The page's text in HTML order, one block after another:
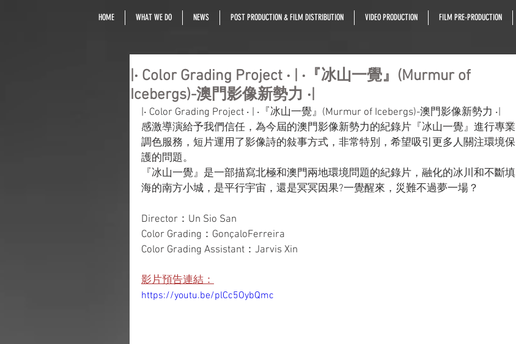
HOME WHAT WE DO NEWS POST PRODUCTION & FILM DISTRIBUTION VIDEO PRODUCTION FILM PRE-PRODUCTION
|‧ Color Grading Project ‧ | ‧『冰山一覺』(Murmur of
Icebergs)-澳門影像新勢力 ‧|
|‧ Color Grading Project ‧ | ‧『冰山一覺』(Murmur of Icebergs)-澳門影像新勢力 ‧|
感激導演給予我們信任，為今屆的澳門影像新勢力的紀錄片『冰山一覺』進行專業
調色服務，短片運用了影像詩的敍事方式，非常特別，希望吸引更多人關注環境保
護的問題。
『冰山一覺』是一部描寫北極和澳門兩地環境問題的紀錄片，融化的冰川和不斷填
海的南方小城，是平行宇宙，還是冥冥因果?一覺醒來，災難不過夢一場？
Director：Un Sio San
Color Grading：GonçaloFerreira
Color Grading Assistant：Jarvis Xin
影片預告連結：
https://youtu.be/plCc5OybQmc